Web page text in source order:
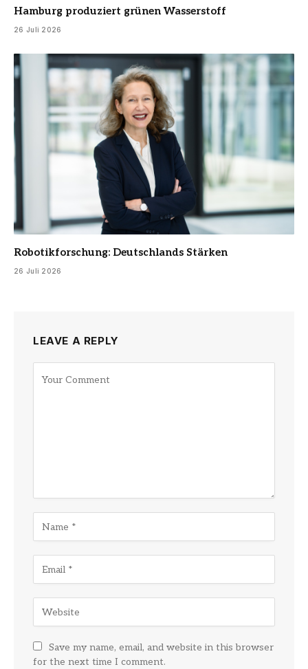
Hamburg produziert grünen Wasserstoff
26 Juli 2026
Robotikforschung: Deutschlands Stärken
26 Juli 2026
LEAVE A REPLY
Save my name, email, and website in this browser
for the next time I comment.